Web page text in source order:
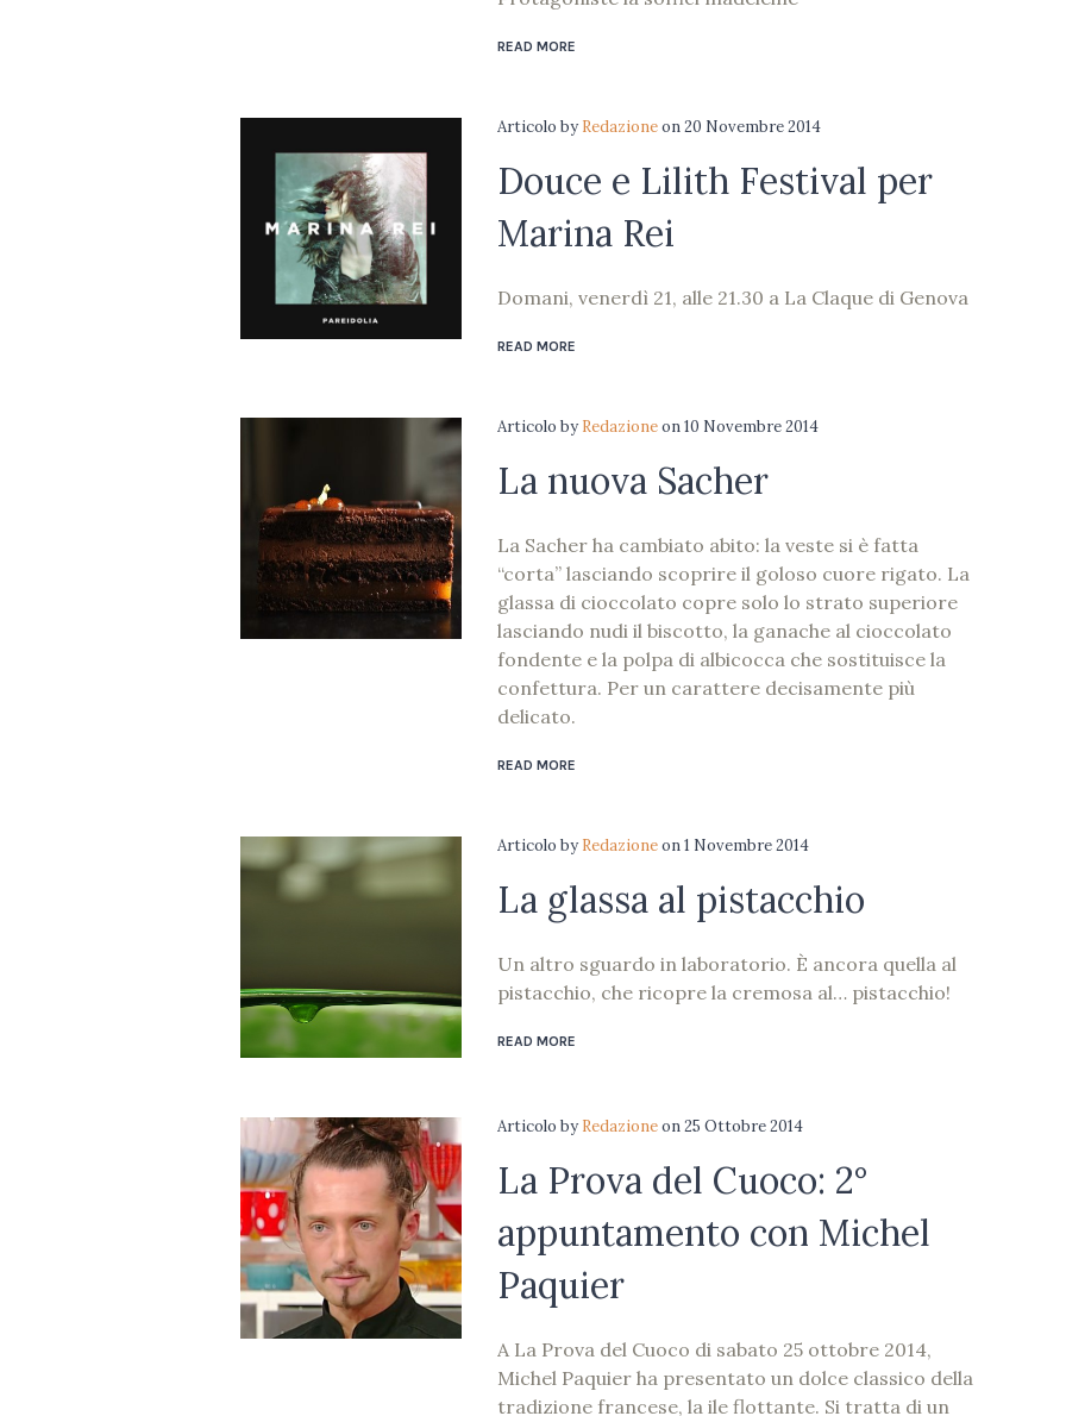
READ MORE
Articoloby Redazioneon20 Novembre 2014
Douce e Lilith Festival per
Marina Rei
Domani, venerdì 21, alle 21.30 a La Claque di Genova
READ MORE
Articoloby Redazioneon10 Novembre 2014
La nuova Sacher
La Sacher ha cambiato abito: la veste si è fatta
“corta” lasciando scoprire il goloso cuore rigato. La
glassa di cioccolato copre solo lo strato superiore
lasciando nudi il biscotto, la ganache al cioccolato
fondente e la polpa di albicocca che sostituisce la
confettura. Per un carattere decisamente più
delicato.
READ MORE
Articoloby Redazioneon1 Novembre 2014
La glassa al pistacchio
Un altro sguardo in laboratorio. È ancora quella al
pistacchio, che ricopre la cremosa al… pistacchio!
READ MORE
Articoloby Redazioneon25 Ottobre 2014
La Prova del Cuoco: 2°
appuntamento con Michel
Paquier
A La Prova del Cuoco di sabato 25 ottobre 2014,
Michel Paquier ha presentato un dolce classico della
tradizione francese, la ile flottante. Si tratta di un